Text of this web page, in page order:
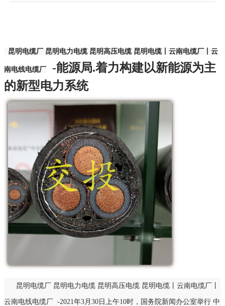
昆明电缆厂 昆明电力电缆 昆明高压电缆 昆明电缆丨云南电缆厂丨云
南电线电缆厂
-能源局.着力构建以新能源为主
的新型电力系统
昆明电缆厂 昆明电力电缆 昆明高压电缆 昆明电缆丨云南电缆厂丨
云南电线电缆厂 -2021年3月30日上午10时，国务院新闻办公室举行 中